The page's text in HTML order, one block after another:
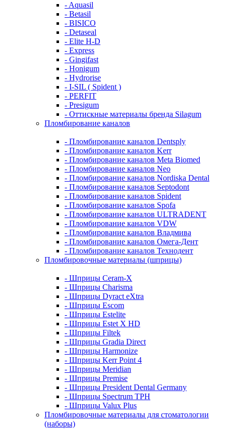
- Aquasil
- Betasil
- BISICO
- Detaseal
- Elite H-D
- Express
- Gingifast
- Honigum
- Hydrorise
- I-SIL ( Spident )
- PERFIT
- Presigum
- Оттискные материалы бренда Silagum
Пломбирование каналов
- Пломбирование каналов Dentsply
- Пломбирование каналов Kerr
- Пломбирование каналов Meta Biomed
- Пломбирование каналов Neo
- Пломбирование каналов Nordiska Dental
- Пломбирование каналов Septodont
- Пломбирование каналов Spident
- Пломбирование каналов Spofa
- Пломбирование каналов ULTRADENT
- Пломбирование каналов VDW
- Пломбирование каналов Владмива
- Пломбирование каналов Омега-Дент
- Пломбирование каналов Технодент
Пломбировочные материалы (шприцы)
- Шприцы Ceram-X
- Шприцы Charisma
- Шприцы Dyract eXtra
- Шприцы Escom
- Шприцы Estelite
- Шприцы Estet X HD
- Шприцы Filtek
- Шприцы Gradia Direct
- Шприцы Harmonize
- Шприцы Kerr Point 4
- Шприцы Meridian
- Шприцы Premise
- Шприцы President Dental Germany
- Шприцы Spectrum TPH
- Шприцы Valux Plus
Пломбировочные материалы для стоматологии
(наборы)